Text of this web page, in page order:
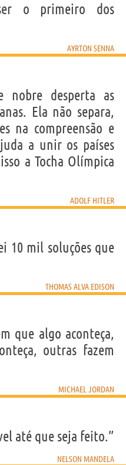
o primeiro dos
AYRTON SENNA
nobre desperta as
Ela não separa,
na compreensão e
a unir os países
a Tocha Olímpica
ADOLF HITLER
10 mil soluções que
THOMAS ALVA EDISON
que algo aconteça,
outras fazem
MICHAEL JORDAN
até que seja feito.”
NELSON MANDELA